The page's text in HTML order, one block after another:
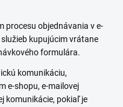
procesu objednávania v e-
kupujúcim vrátane
formulára.
komunikáciu,
e-shopu, e-mailovej
komunikácie, pokiaľ je